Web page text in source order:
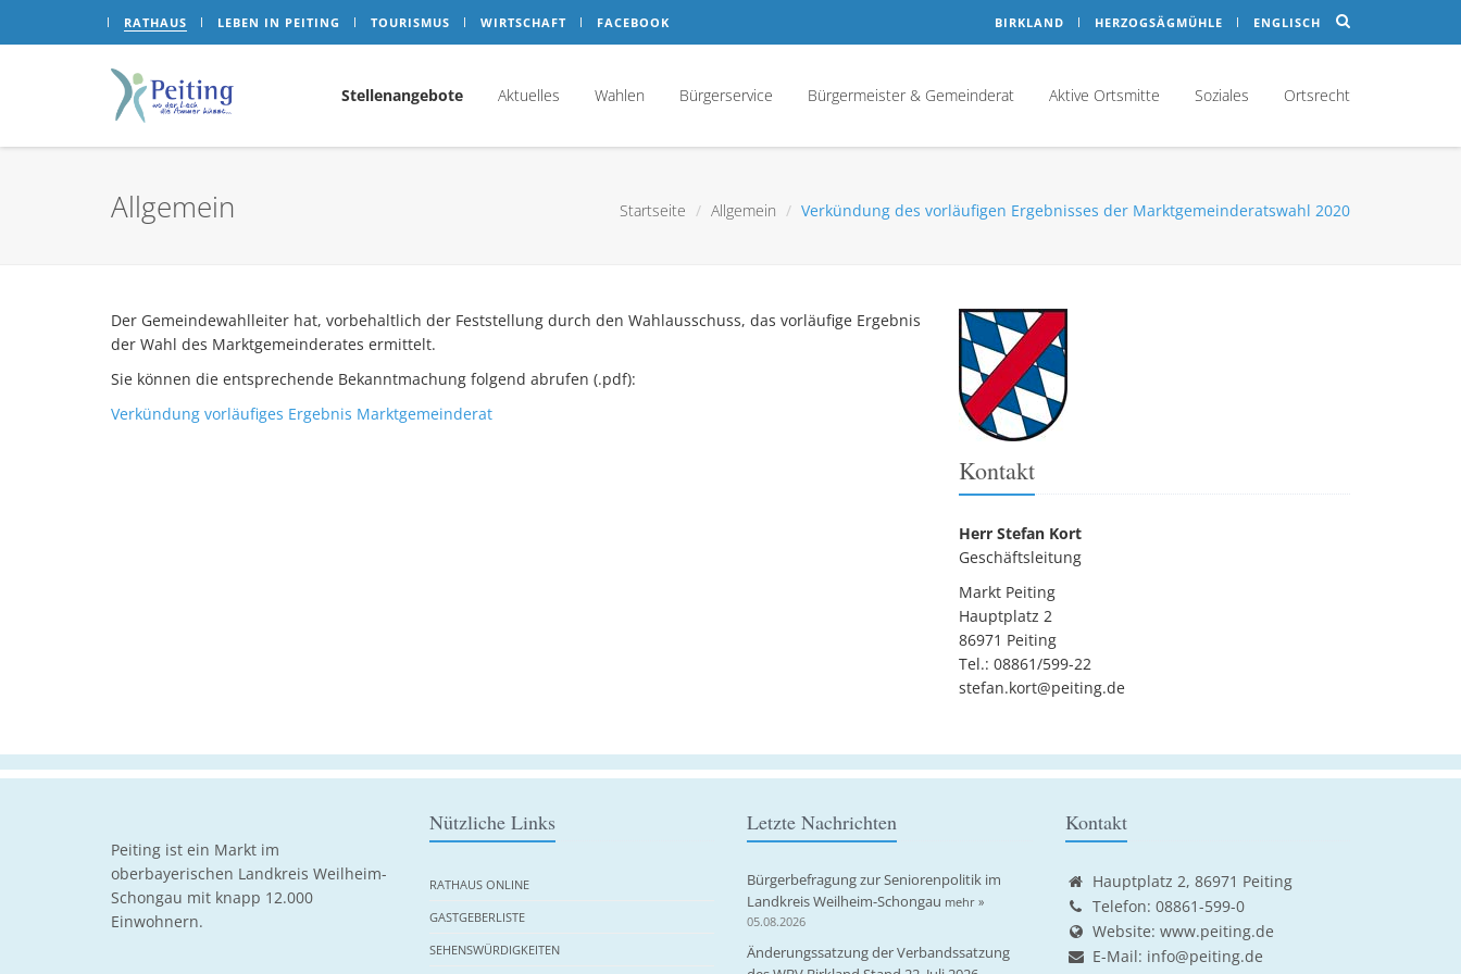
RATHAUS LEBEN IN PEITING TOURISMUS WIRTSCHAFT FACEBOOK BIRKLAND HERZOGSÄGMÜHLE ENGLISCH
Stellenangebote Aktuelles Wahlen Bürgerservice Bürgermeister & Gemeinderat Aktive Ortsmitte Soziales Ortsrecht
Allgemein Startseite Allgemein Verkündung des vorläufigen Ergebnisses der Marktgemeinderatswahl 2020
Der Gemeindewahlleiter hat, vorbehaltlich der Feststellung durch den Wahlausschuss, das vorläufige Ergebnis
der Wahl des Marktgemeinderates ermittelt.
Sie können die entsprechende Bekanntmachung folgend abrufen (.pdf):
Verkündung vorläufiges Ergebnis Marktgemeinderat
Kontakt
Herr Stefan Kort
Geschäftsleitung
Markt Peiting
Hauptplatz 2
86971 Peiting
Tel.: 08861/599-22
stefan.kort@peiting.de
Peiting ist ein Markt im
oberbayerischen Landkreis Weilheim-
Schongau mit knapp 12.000
Einwohnern.
Nützliche Links
RATHAUS ONLINE
GASTGEBERLISTE
SEHENSWÜRDIGKEITEN
Letzte Nachrichten
Bürgerbefragung zur Seniorenpolitik im
Landkreis Weilheim-Schongau mehr »
05.08.2026
Änderungssatzung der Verbandssatzung
Kontakt
Hauptplatz 2, 86971 Peiting
Telefon: 08861-599-0
Website: www.peiting.de
E-Mail: info@peiting.de